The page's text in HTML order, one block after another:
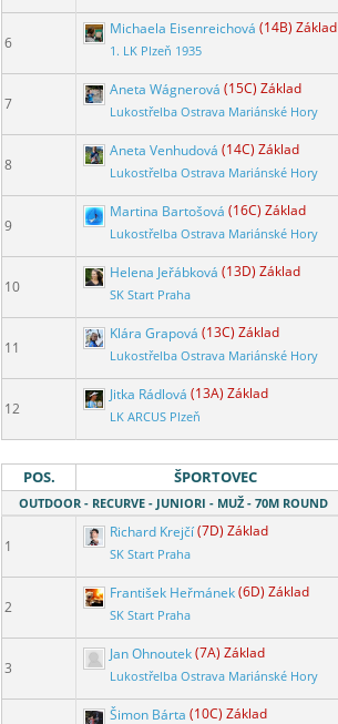
6
Michaela Eisenreichová (14B) Základ
1. LK Plzeň 1935
7
Aneta Wágnerová (15C) Základ
Lukostřelba Ostrava Mariánské Hory
8
Aneta Venhudová (14C) Základ
Lukostřelba Ostrava Mariánské Hory
9
Martina Bartošová (16C) Základ
Lukostřelba Ostrava Mariánské Hory
10
Helena Jeřábková (13D) Základ
SK Start Praha
11
Klára Grapová (13C) Základ
Lukostřelba Ostrava Mariánské Hory
12
Jitka Rádlová (13A) Základ
LK ARCUS Plzeň
POS. ŠPORTOVEC
OUTDOOR - RECURVE - JUNIORI - MUŽ - 70M ROUND
1
Richard Krejčí(7D) Základ
SK Start Praha
2
František Heřmánek(6D) Základ
SK Start Praha
3
Jan Ohnoutek(7A) Základ
Lukostřelba Ostrava Mariánské Hory
Šimon Bárta (10C) Základ